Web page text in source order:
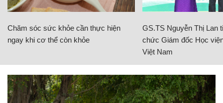
Chăm sóc sức khỏe cần thực hiện
ngay khi cơ thể còn khỏe
GS.TS Nguyễn Thị Lan
chức Giám đốc Học
Việt Nam